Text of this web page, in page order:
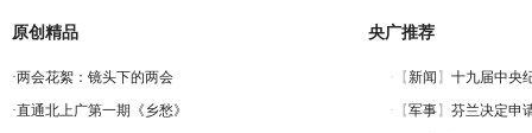
原创精品
·两会花絮：镜头下的两会
·直通北上广第一期《乡愁》
央广推荐